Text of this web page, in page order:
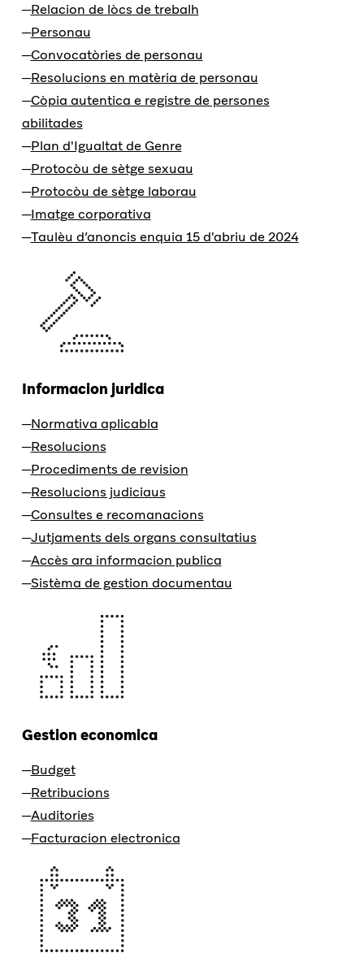
Relacion de lòcs de trebalh
Personau
Convocatòries de personau
Resolucions en matèria de personau
Còpia autentica e registre de persones
abilitades
Plan d'Igualtat de Genre
Protocòu de sètge sexuau
Protocòu de sètge laborau
Imatge corporativa
Taulèu d’anoncis enquia 15 d'abriu de 2024
Informacion juridica
Normativa aplicabla
Resolucions
Procediments de revision
Resolucions judiciaus
Consultes e recomanacions
Jutjaments dels organs consultatius
Accès ara informacion publica
Sistèma de gestion documentau
Gestion economica
Budget
Retribucions
Auditories
Facturacion electronica